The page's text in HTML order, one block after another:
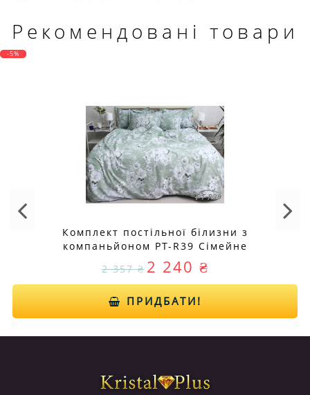
Рекомендовані товари
-5%
Комплект постільної білизни з
компаньйоном PT-R39 Сімейне
2 357 ₴ 2 240 ₴
ПРИДБАТИ!